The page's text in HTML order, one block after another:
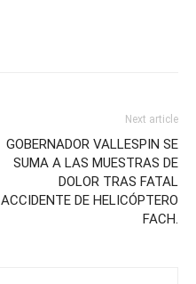
Next article
GOBERNADOR VALLESPIN SE
SUMA A LAS MUESTRAS DE
DOLOR TRAS FATAL
ACCIDENTE DE HELICÓPTERO
FACH.